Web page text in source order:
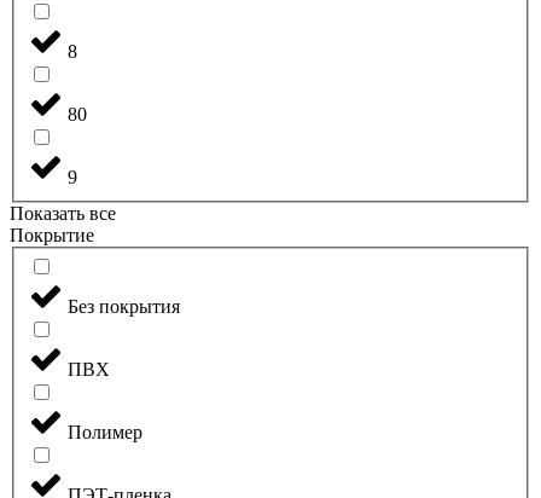
8
80
9
Показать все
Покрытие
Без покрытия
ПВХ
Полимер